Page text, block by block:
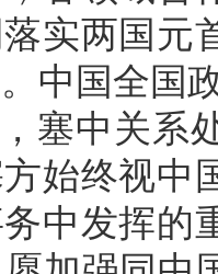
实两国元
中国全国
塞中关系
始终视中
中发挥的